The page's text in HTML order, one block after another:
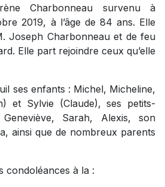
Charbonneau survenu à
2019, à l’âge de 84 ans. Elle
Joseph Charbonneau et de feu
Elle part rejoindre ceux qu’elle
ses enfants : Michel, Micheline,
et Sylvie (Claude), ses petits-
Sarah, Alexis, son
ainsi que de nombreux parents
condoléances à la :